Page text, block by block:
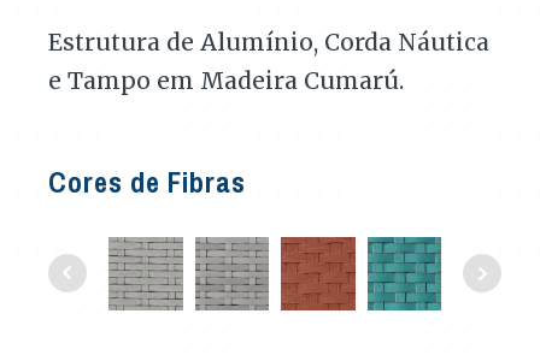
Estrutura de Alumínio, Corda Náutica
e Tampo em Madeira Cumarú.
Cores de Fibras